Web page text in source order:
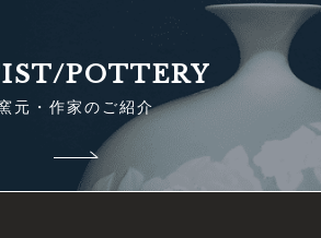
POTTERY
元・作家のご紹介